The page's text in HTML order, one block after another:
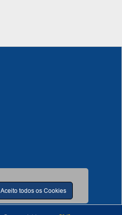
Aceito todos os Cookies